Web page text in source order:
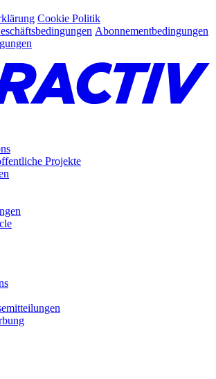
Cookie Politik
Abonnementbedingungen
Projekte